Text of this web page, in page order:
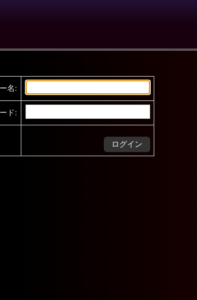
名:
ド: